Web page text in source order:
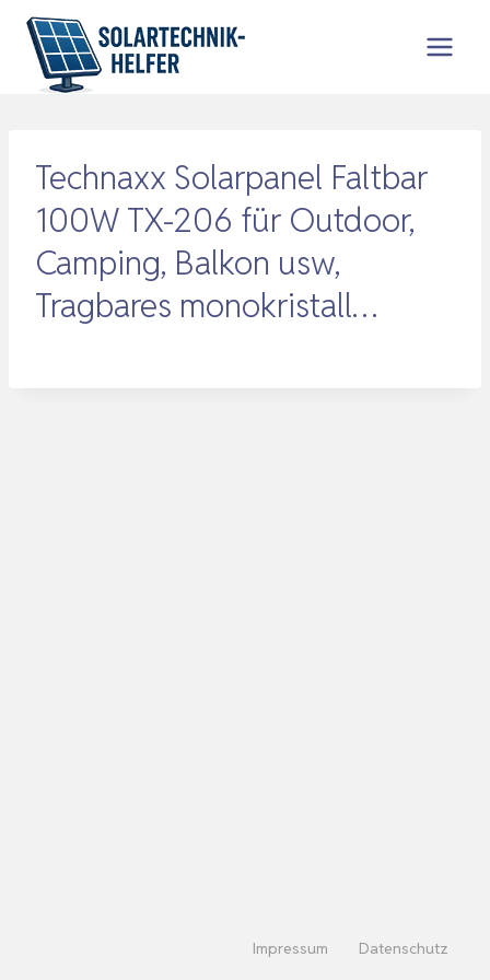
Zum
Inhalt
springen
Technaxx Solarpanel Faltbar
100W TX-206 für Outdoor,
Camping, Balkon usw,
Tragbares monokristall…
Impressum Datenschutz